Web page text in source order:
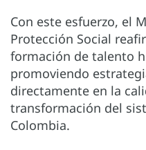
Con este esfuerzo, el
Protección Social
formación de talento
promoviendo
directamente en la
transformación del
Colombia.